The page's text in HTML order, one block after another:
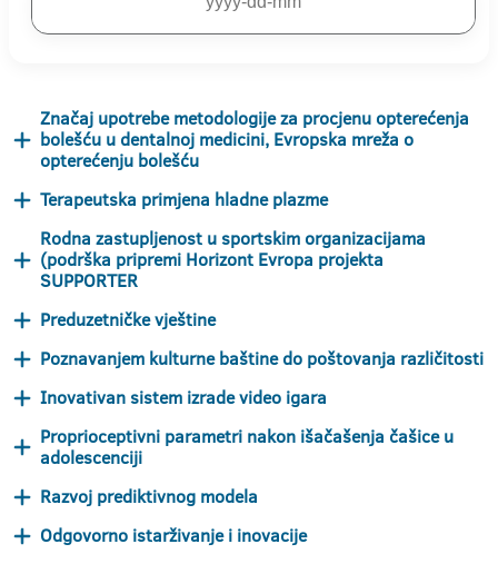
Značaj upotrebe metodologije za procjenu opterećenja
bolešću u dentalnoj medicini, Evropska mreža o
opterećenju bolešću
Terapeutska primjena hladne plazme
Rodna zastupljenost u sportskim organizacijama
(podrška pripremi Horizont Evropa projekta
SUPPORTER
Preduzetničke vještine
Poznavanjem kulturne baštine do poštovanja različitosti
Inovativan sistem izrade video igara
Proprioceptivni parametri nakon išačašenja čašice u
adolescenciji
Razvoj prediktivnog modela
Odgovorno istarživanje i inovacije